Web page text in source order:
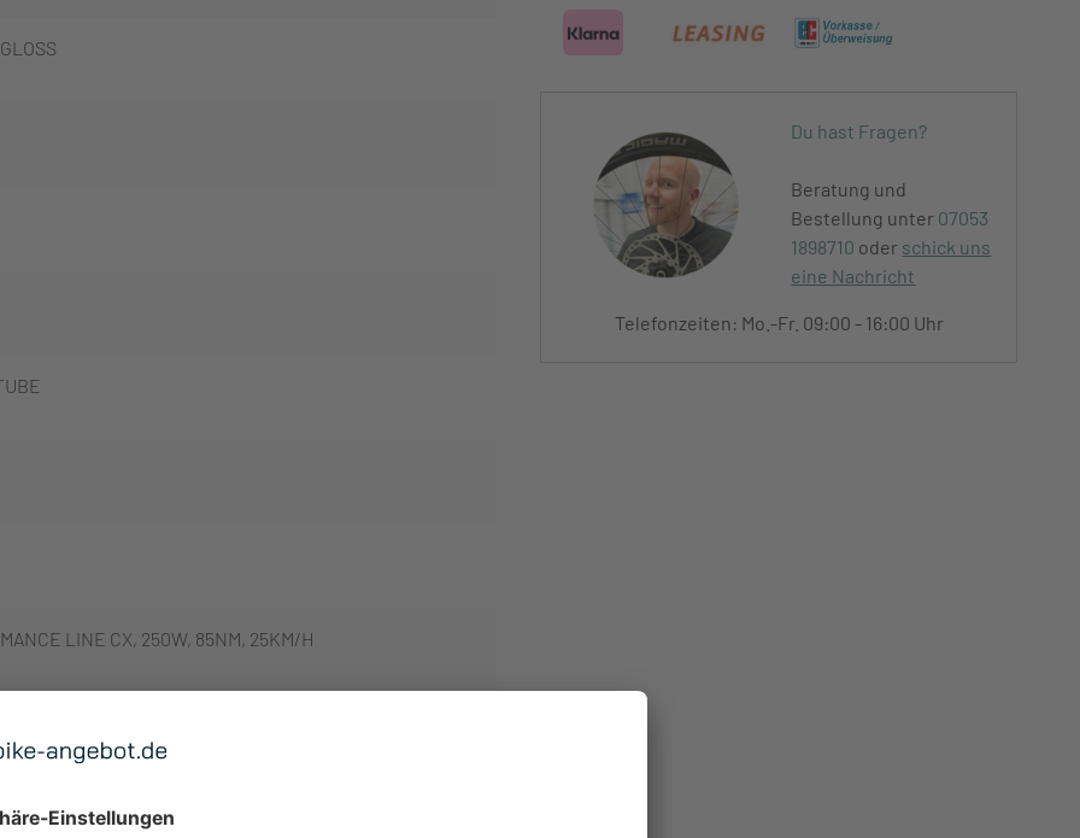
Du hast Fragen?
Beratung und
Bestellung unter 07053
1898710 oder schick uns
eine Nachricht
Telefonzeiten: Mo.-Fr. 09:00 - 16:00 Uhr
LINE CX, 250W, 85NM, 25KM/H